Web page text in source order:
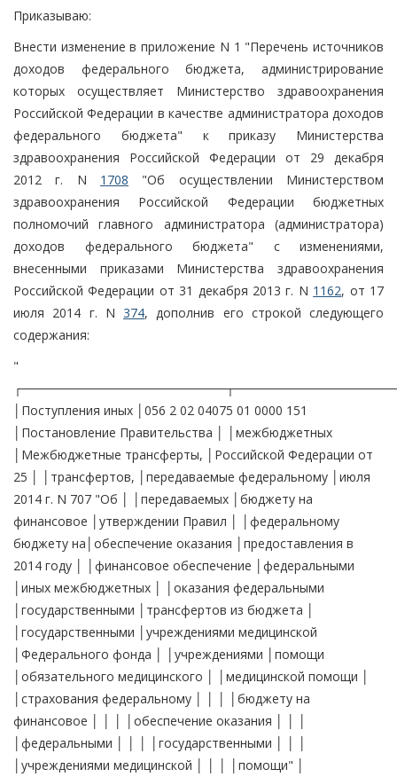
Приказываю:
Внести изменение в приложение N 1 "Перечень источников
доходов федерального бюджета, администрирование
которых осуществляет Министерство здравоохранения
Российской Федерации в качестве администратора доходов
федерального бюджета" к приказу Министерства
здравоохранения Российской Федерации от 29 декабря
2012 г. N 1708 "Об осуществлении Министерством
здравоохранения Российской Федерации бюджетных
полномочий главного администратора (администратора)
доходов федерального бюджета" с изменениями,
внесенными приказами Министерства здравоохранения
Российской Федерации от 31 декабря 2013 г. N 1162, от 17
июля 2014 г. N 374, дополнив его строкой следующего
содержания:
"
│Поступления иных │056 2 02 04075 01 0000 151
│Постановление Правительства │ │межбюджетных
│Межбюджетные трансферты, │Российской Федерации от
25 │ │трансфертов, │передаваемые федеральному │июля
2014 г. N 707 "Об │ │передаваемых │бюджету на
финансовое │утверждении Правил │ │федеральному
бюджету на│обеспечение оказания │предоставления в
2014 году │ │финансовое обеспечение │федеральными
│иных межбюджетных │ │оказания федеральными
│государственными │трансфертов из бюджета │
│государственными │учреждениями медицинской
│Федерального фонда │ │учреждениями │помощи
│обязательного медицинского │ │медицинской помощи │
│страхования федеральному │ │ │ │бюджету на
финансовое │ │ │ │обеспечение оказания │ │ │
│федеральными │ │ │ │государственными │ │ │
│учреждениями медицинской │ │ │ │помощи" │